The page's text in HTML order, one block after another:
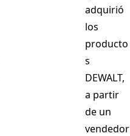
adquirió
los
producto
s
DEWALT,
a partir
de un
vendedor